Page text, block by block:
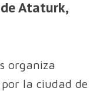
Ataturk,
organiza
la ciudad de